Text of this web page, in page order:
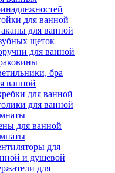
для ванной
для ванной
щеток
для ванной
бра
ванной
для ванной
для ванной
для ванной
для
и душевой
для